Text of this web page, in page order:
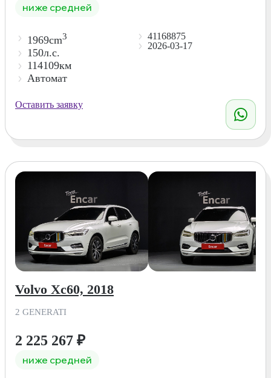
ниже средней
1969cm3
150л.с.
114109км
Автомат
41168875
2026-03-17
Оставить заявку
Volvo Xc60, 2018
2 GENERATI
2 225 267 ₽
ниже средней